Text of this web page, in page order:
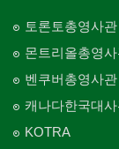
토론토총영사관
몬트리올총영
벤쿠버총영사관
캐나다한국대
KOTRA